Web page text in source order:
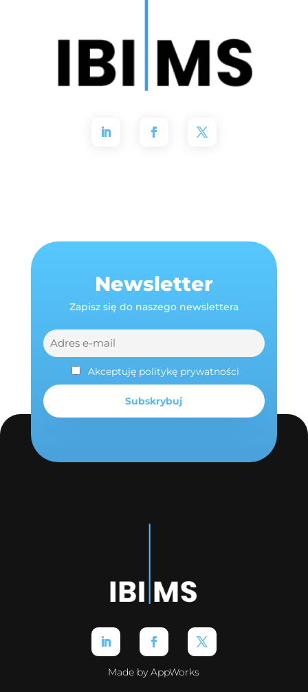
Newsletter
Zapisz się do naszego newslettera
Akceptuję politykę prywatności
Made by AppWorks